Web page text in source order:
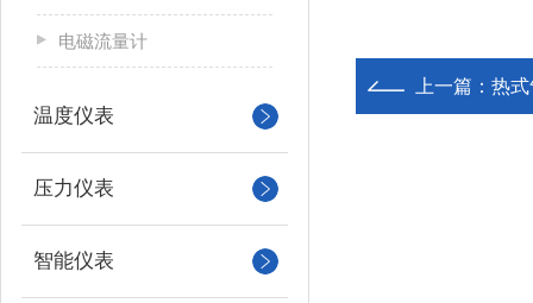
电磁流量计
温度仪表
压力仪表
智能仪表
上一篇： 热